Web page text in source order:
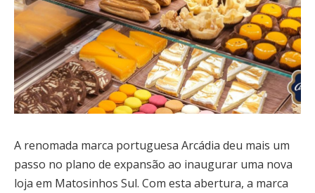
A renomada marca portuguesa Arcádia deu mais um
passo no plano de expansão ao inaugurar uma nova
loja em Matosinhos Sul. Com esta abertura, a marca